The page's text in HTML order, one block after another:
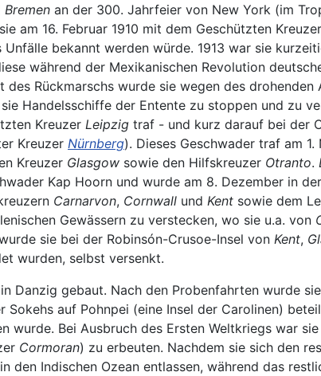
Bremen an der 300. Jahrfeier von New York (im
am 16. Februar 1910 mit dem Geschützten Kreuzer
bekannt werden würde. 1913 war sie
während der Mexikanischen Revolution
des Rückmarschs wurde sie wegen des
Handelsschiffe der Entente zu stoppen und zu
Kreuzer Leipzig traf - und kurz darauf bei der
Kreuzer Nürnberg). Dieses Geschwader traf am
Kreuzer Glasgow sowie den Hilfskreuzer Otranto.
Kap Hoorn und wurde am 8. Dezember in
Carnarvon, Cornwall und Kent sowie dem
Gewässern zu verstecken, wo sie u.a. von
sie bei der Robinsón-Crusoe-Insel von Kent,
wurden, selbst versenkt.
Danzig gebaut. Nach den Probenfahrten wurde
Sokehs auf Pohnpei (eine Insel der Carolinen)
wurde. Bei Ausbruch des Ersten Weltkriegs war
Cormoran) zu erbeuten. Nachdem sie sich den
den Indischen Ozean entlassen, während das